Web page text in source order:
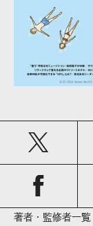
著者・監修者一覧